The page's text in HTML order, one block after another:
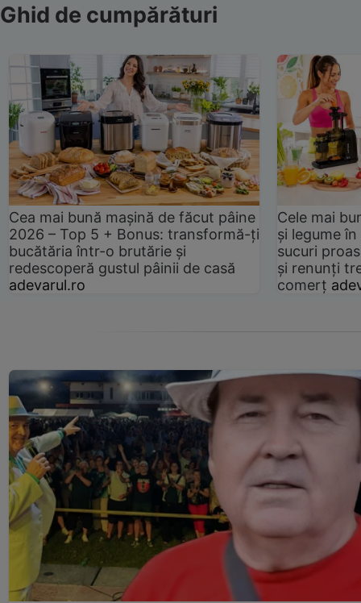
Ghid de cumpărături
Cea mai bună mașină de făcut pâine
2026 – Top 5 + Bonus: transformă-ți
bucătăria într-o brutărie și
redescoperă gustul pâinii de casă
adevarul.ro
Cele mai
și legume
sucuri
și renunți
comerț